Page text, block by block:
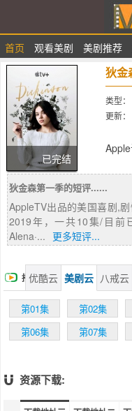
首页 观看美剧 美剧推荐
已完结
狄金
类型：
更新：
剧中
莉·狄
剧，
莉·
狄金
狄金森第一季的短评......
AppleTV出品的美国喜剧,
2019年，一共10集/目前
Alena·... 更多短评...
播优酷云 美剧云 八戒云
第01集 第02集
第06集
第07集
资源下载: